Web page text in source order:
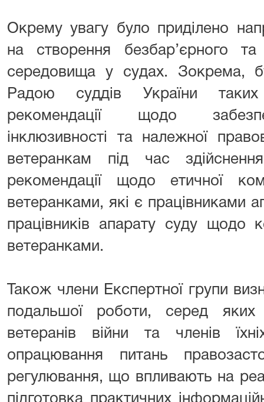
Окрему увагу було приділено
на створення безбар’єрного
середовища у судах. Зокрема,
Радою суддів України таких
рекомендації щодо
інклюзивності та належної
ветеранкам під час
рекомендації щодо етичної
ветеранками, які є працівниками
працівників апарату суду щодо
ветеранками.
Також члени Експертної групи
подальшої роботи, серед яких
ветеранів війни та членів
опрацювання питань
регулювання, що впливають на
підготовка практичних